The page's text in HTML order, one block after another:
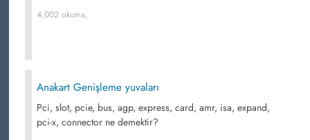
4,002 okuma,
Anakart Genişleme yuvaları
Pci, slot, pcie, bus, agp, express, card, amr, isa, expand,
pci-x, connector ne demektir?